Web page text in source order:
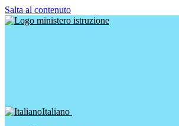
Salta al contenuto
Italiano